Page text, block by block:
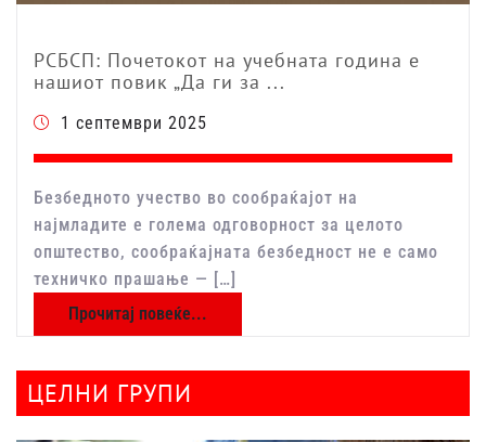
РСБСП: Почетокот на учебната година е
нашиот повик „Да ги за ...
1 септември 2025
Безбедното учество во сообраќајот на
најмладите е голема одговорност за целото
општество, сообраќајната безбедност не е само
техничко прашање — […]
Прочитај повеќе...
ЦЕЛНИ ГРУПИ